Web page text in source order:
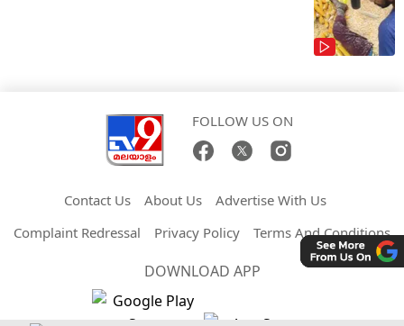
FOLLOW US ON
Contact Us About Us
Advertise With Us
Complaint Redressal
Privacy Policy Terms And Conditions
DOWNLOAD APP